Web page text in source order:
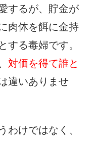
するが、貯金が
肉体を餌に金持
する毒婦です。
対価を得て誰と
違いありませ
わけではなく、